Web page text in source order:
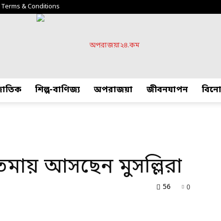
Terms & Conditions
শিল্প-বাণিজ্য অপরাজয়া জীবনযাপন
আসছেন মুসল্লিরা
0
56